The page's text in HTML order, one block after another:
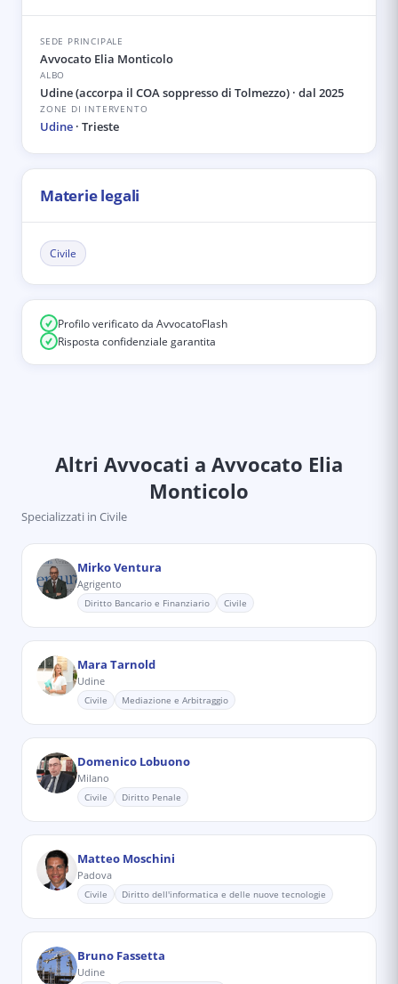
SEDE PRINCIPALE
Avvocato Elia Monticolo
ALBO
Udine (accorpa il COA soppresso di Tolmezzo) · dal 2025
ZONE DI INTERVENTO
Udine · Trieste
Materie legali
Civile
Profilo verificato da AvvocatoFlash
Risposta confidenziale garantita
Altri Avvocati a Avvocato Elia
Monticolo
Specializzati in Civile
Mirko Ventura
Agrigento
Diritto Bancario e Finanziario Civile
Mara Tarnold
Udine
Civile Mediazione e Arbitraggio
Domenico Lobuono
Milano
Civile Diritto Penale
Matteo Moschini
Padova
Civile Diritto dell'informatica e delle nuove tecnologie
Bruno Fassetta
Udine